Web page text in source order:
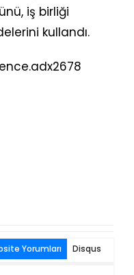
iş birliği
kullandı.
Yorumları Disqus